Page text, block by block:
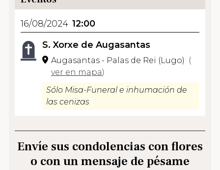
16/08/2024 12:00
S. Xorxe de Augasantas
Augasantas - Palas de Rei (Lugo)
(
ver en mapa)
Sólo Misa-Funeral e inhumación de
las cenizas
Envíe sus condolencias con flores
o con un mensaje de pésame